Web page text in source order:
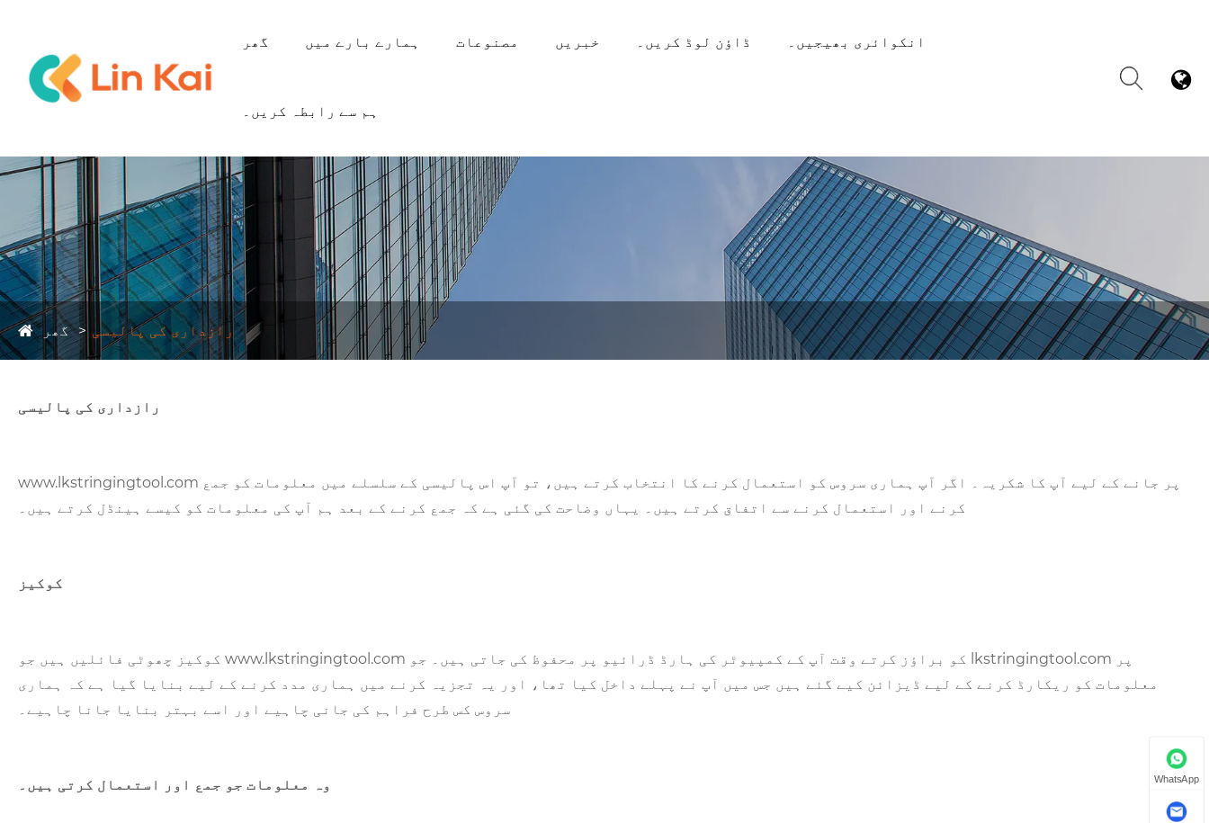
گھر ہمارے بارے میں مصنوعات خبریں ڈاؤن لوڈ کریں۔ انکوائری بھیجیں۔
ہم سے رابطہ کریں۔
گھر رازداری کی پالیسی
رازداری کی پالیسی
www.lkstringingtool.com پر جانے کے لیے آپ کا شکریہ۔ اگر آپ ہماری سروس کو استعمال کرنے کا انتخاب کرتے ہیں، تو آپ اس پالیسی کے سلسلے میں معلومات کو جمع
کرنے اور استعمال کرنے سے اتفاق کرتے ہیں۔ یہاں وضاحت کی گئی ہے کہ جمع کرنے کے بعد ہم آپ کی معلومات کو کیسے ہینڈل کرتے ہیں۔
کوکیز
کوکیز چھوٹی فائلیں ہیں جو www.lkstringingtool.com کو براؤز کرتے وقت آپ کے کمپیوٹر کی ہارڈ ڈرائیو پر محفوظ کی جاتی ہیں۔ جو lkstringingtool.com پر
معلومات کو ریکارڈ کرنے کے لیے ڈیزائن کیے گئے ہیں جس میں آپ نے پہلے داخل کیا تھا، اور یہ تجزیہ کرنے میں ہماری مدد کرنے کے لیے بنایا گیا ہے کہ ہماری
سروس کس طرح فراہم کی جانی چاہیے اور اسے بہتر بنایا جانا چاہیے۔
وہ معلومات جو جمع اور استعمال کرتی ہیں۔ WhatsApp